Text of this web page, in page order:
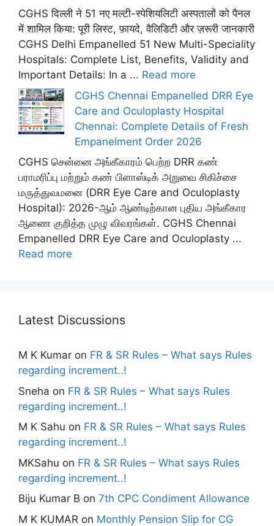
CGHS दिल्ली ने 51 नए मल्टी-स्पेशियलिटी अस्पतालों को पैनल
में शामिल किया: पूरी लिस्ट, फ़ायदे, वैलिडिटी और ज़रूरी जानकारी
CGHS Delhi Empanelled 51 New Multi-Speciality
Hospitals: Complete List, Benefits, Validity and
Important Details: In a ... Read more
CGHS Chennai Empanelled DRR Eye
Care and Oculoplasty Hospital
Chennai: Complete Details of Fresh
Empanelment Order 2026
CGHS சென்னை அங்கீகாரம் பெற்ற DRR கண்
பராமரிப்பு மற்றும் கண் பிளாஸ்டிக் அறுவை சிகிச்சை
மருத்துவமனை (DRR Eye Care and Oculoplasty
Hospital): 2026-ஆம் ஆண்டிற்கான புதிய அங்கீகார
ஆணை குறித்த முழு விவரங்கள். CGHS Chennai
Empanelled DRR Eye Care and Oculoplasty ...
Read more
Latest Discussions
M K Kumar on FR & SR Rules – What says Rules
regarding increment..!
Sneha on FR & SR Rules – What says Rules
regarding increment..!
M K Sahu on FR & SR Rules – What says Rules
regarding increment..!
MKSahu on FR & SR Rules – What says Rules
regarding increment..!
Biju Kumar B on 7th CPC Condiment Allowance
M K KUMAR on Monthly Pension Slip for CG